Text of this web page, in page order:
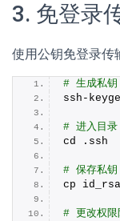
3. 免登录
使用公钥免登录传
# 生成私钥
ssh-
# 进入目录
cd .ssh
# 保存私钥
cp
# 更改权限